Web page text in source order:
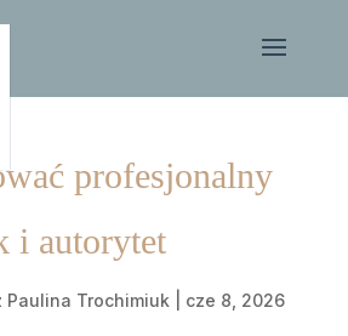
profesjonalny
i autorytet
Paulina Trochimiuk cze 8, 2026